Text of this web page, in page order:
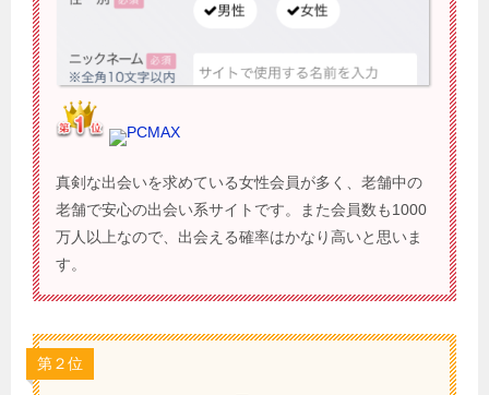
PCMAX
真剣な出会いを求めている女性会員が多く、老舗中の
老舗で安心の出会い系サイトです。また会員数も1000
万人以上なので、出会える確率はかなり高いと思いま
す。
第２位